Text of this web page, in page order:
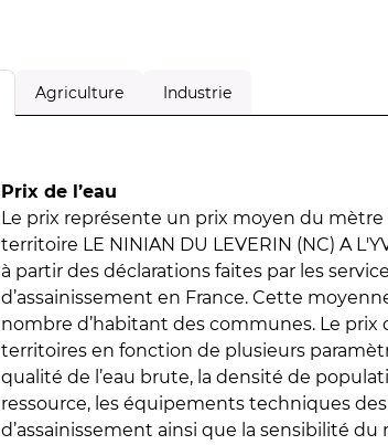
Agriculture Industrie
Prix de l’eau
Le prix représente un prix moyen du mètre
territoire LE NINIAN DU LEVERIN (NC) A
à partir des déclarations faites par les
d’assainissement en France. Cette
nombre d’habitant des communes. Le prix
territoires en fonction de plusieurs
qualité de l’eau brute, la densité de
ressource, les équipements techniques
d’assainissement ainsi que la sensibilité